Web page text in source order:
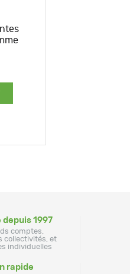
1997
comptes,
collectivités, et
individuelles
rapide